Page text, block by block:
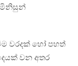
මිනිසුන්
වරදක් හෝ පහත්
වන අතර